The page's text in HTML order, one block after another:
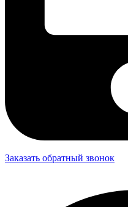
Заказать обратный звонок